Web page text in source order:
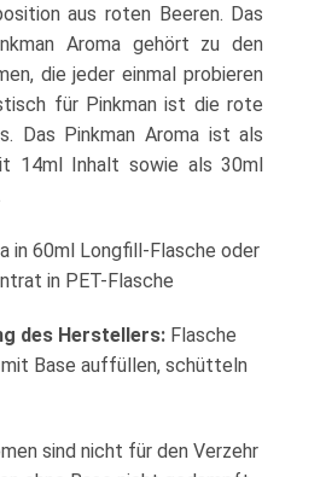
aus roten Beeren. Das
Aroma gehört zu den
die jeder einmal probieren
für Pinkman ist die rote
Das Pinkman Aroma ist als
14ml Inhalt sowie als 30ml
in 60ml Longfill-Flasche oder
in PET-Flasche
des Herstellers:Flasche
Base auffüllen, schütteln
sind nicht für den Verzehr